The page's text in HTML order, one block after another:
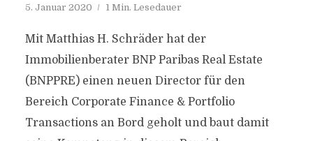
5. Januar 2020 1 Min. Lesedauer
Mit Matthias H. Schräder hat der
Immobilienberater BNP Paribas Real Estate
(BNPPRE) einen neuen Director für den
Bereich Corporate Finance & Portfolio
Transactions an Bord geholt und baut damit